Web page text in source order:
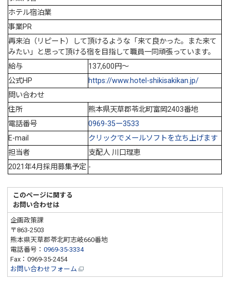
ホテル宿泊業
事業PR
再来泊（リピート）して頂けるような「来て良かった。また来て
みたい」と思って頂ける宿を目指して職員一同頑張っています。
給与
137,600円～
公式HP
https://www.hotel-shikisakikan.jp/
問い合わせ
住所
熊本県天草郡苓北町富岡2403番地
電話番号
0969-35ー3533
E-mail
クリックでメールソフトを立ち上げます
担当者
支配人 川口理恵
2021年4月採用募集予定 -
このページに関する
お問い合わせは
企画政策課
〒863-2503
熊本県天草郡苓北町志岐660番地
電話番号：0969-35-3334
Fax：0969-35-2454
お問い合わせフォーム